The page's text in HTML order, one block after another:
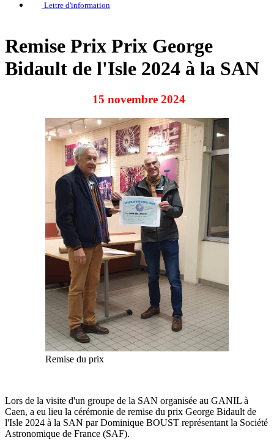
Lettre d'information
Remise Prix Prix George
Bidault de l'Isle 2024 à la SAN
15 novembre 2024
Remise du prix
Lors de la visite d'un groupe de la SAN organisée au GANIL à
Caen, a eu lieu la cérémonie de remise du prix George Bidault de
l'Isle 2024 à la SAN par Dominique BOUST représentant la Société
Astronomique de France (SAF).